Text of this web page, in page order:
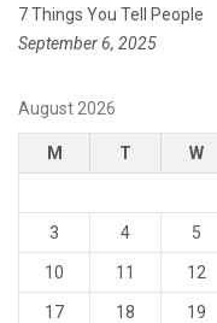
7 Things You Tell People
September 6, 2025
August 2026
M T W
3 4 5
10 11 12
17 18 19